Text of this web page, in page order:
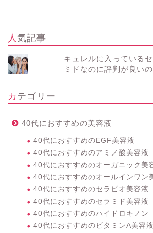
人気記事
キュレルに入っている
ミドなのに評判が良い
カテゴリー
40代におすすめの美容液
40代におすすめのEGF美容液
40代におすすめのアミノ酸美容液
40代におすすめのオーガニック美
40代におすすめのオールインワン
40代におすすめのセラビオ美容液
40代におすすめのセラミド美容液
40代におすすめのハイドロキノン
40代におすすめのビタミンA美容液